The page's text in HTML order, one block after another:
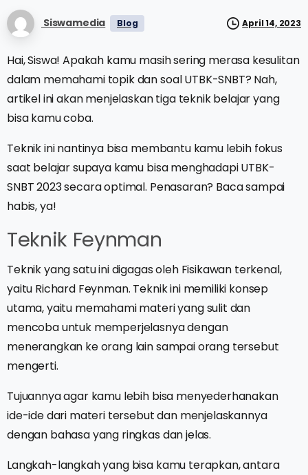
Siswamedia Blog April 14, 2023
Hai, Siswa! Apakah kamu masih sering merasa kesulitan
dalam memahami topik dan soal UTBK-SNBT? Nah,
artikel ini akan menjelaskan tiga teknik belajar yang
bisa kamu coba.
Teknik ini nantinya bisa membantu kamu lebih fokus
saat belajar supaya kamu bisa menghadapi UTBK-
SNBT 2023 secara optimal. Penasaran? Baca sampai
habis, ya!
Teknik Feynman
Teknik yang satu ini digagas oleh Fisikawan terkenal,
yaitu Richard Feynman. Teknik ini memiliki konsep
utama, yaitu memahami materi yang sulit dan
mencoba untuk memperjelasnya dengan
menerangkan ke orang lain sampai orang tersebut
mengerti.
Tujuannya agar kamu lebih bisa menyederhanakan
ide-ide dari materi tersebut dan menjelaskannya
dengan bahasa yang ringkas dan jelas.
Langkah-langkah yang bisa kamu terapkan, antara